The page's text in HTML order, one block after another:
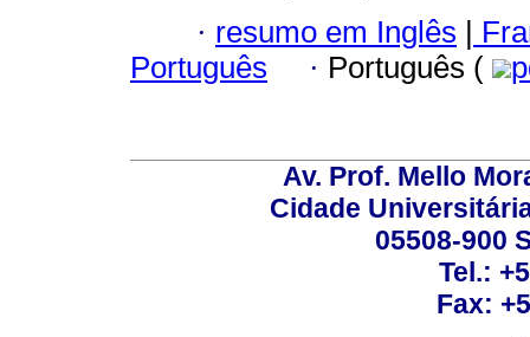
· resumo em Inglês |
Português
· Português (
Av. Prof. Mello
Cidade
05508-900
Tel.:
Fax: